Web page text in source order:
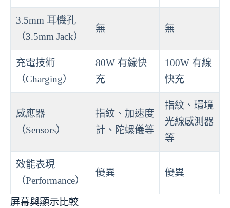
3.5mm 耳機孔
（3.5mm Jack）
無 無
充電技術
（Charging）
80W 有線快
充
100W 有線
快充
感應器
（Sensors）
指紋、加速度
計、陀螺儀等
指紋、環境
光線感測器
等
效能表現
（Performance）
優異 優異
屏幕與顯示比較